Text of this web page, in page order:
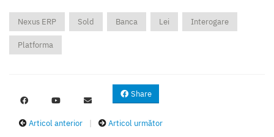
Nexus ERP Sold Banca Lei Interogare
Platforma
Share
Articol anterior | Articol următor